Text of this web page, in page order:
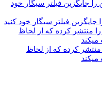
جایگزین فیلتر سیگار خود کنید
منتشر کرده که از لحاظ
میکند